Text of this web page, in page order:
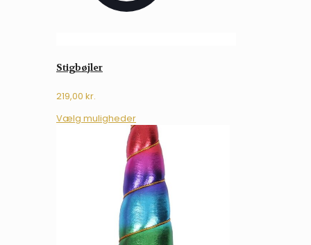
Stigbøjler
219,00 kr.
Vælg mulighederDette
vare
har
flere
varianter.
Mulighederne
kan
vælges
på
varesiden